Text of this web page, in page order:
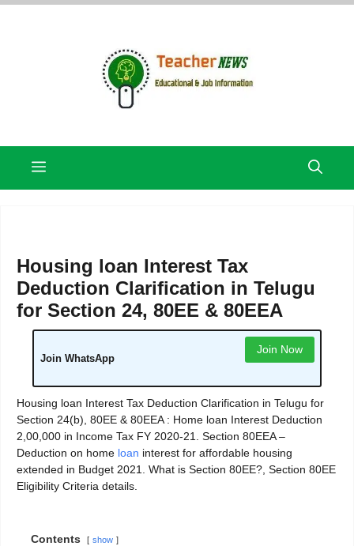
Skip
Menu
Housing loan Interest Tax
Deduction Clarification in Telugu
for Section 24, 80EE & 80EEA
Join WhatsApp
Join Now
Housing loan Interest Tax Deduction Clarification in Telugu for
Section 24(b), 80EE & 80EEA : Home loan Interest Deduction
2,00,000 in Income Tax FY 2020-21. Section 80EEA –
Deduction on home loan interest for affordable housing
extended in Budget 2021. What is Section 80EE?, Section 80EE
Eligibility Criteria details.
Contents show